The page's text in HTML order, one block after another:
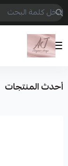
أحدث المنتجات